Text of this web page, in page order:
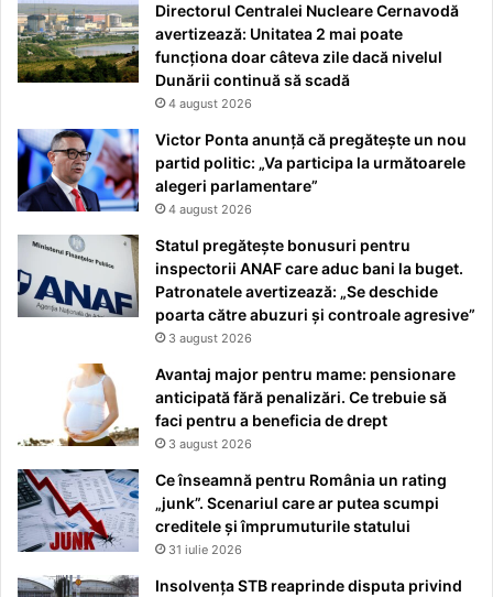
Directorul Centralei Nucleare Cernavodă
avertizează: Unitatea 2 mai poate
funcționa doar câteva zile dacă nivelul
Dunării continuă să scadă
4 august 2026
Victor Ponta anunță că pregătește un nou
partid politic: „Va participa la următoarele
alegeri parlamentare”
4 august 2026
Statul pregătește bonusuri pentru
inspectorii ANAF care aduc bani la buget.
Patronatele avertizează: „Se deschide
poarta către abuzuri și controale agresive”
3 august 2026
Avantaj major pentru mame: pensionare
anticipată fără penalizări. Ce trebuie să
faci pentru a beneficia de drept
3 august 2026
Ce înseamnă pentru România un rating
„junk”. Scenariul care ar putea scumpi
creditele și împrumuturile statului
31 iulie 2026
Insolvența STB reaprinde disputa privind